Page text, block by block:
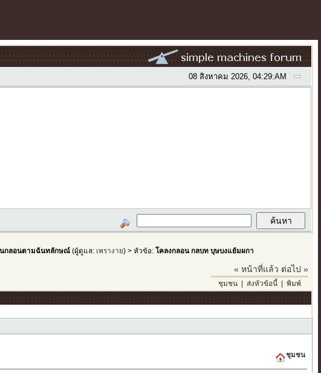
08 สิงหาคม 2026, 04:29:AM
นกลอนตามฉันทลักษณ์ (ผู้ดูแล: เพรางาย) > หัวข้อ:โคลงกลอน กลบท บุษบงแย้มผกา
« หน้าที่แล้ว ต่อไป »
ชุมชน| ส่งหัวข้อนี้| พิมพ์
ชุมชน